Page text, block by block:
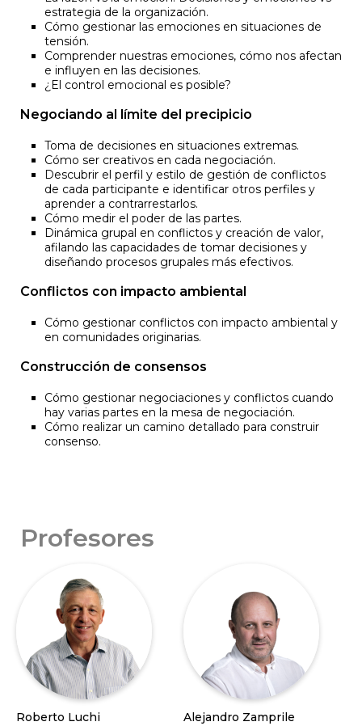
estrategia de la organización.
Cómo gestionar las emociones en situaciones de
tensión.
Comprender nuestras emociones, cómo nos afectan
e influyen en las decisiones.
¿El control emocional es posible?
Negociando al límite del precipicio
Toma de decisiones en situaciones extremas.
Cómo ser creativos en cada negociación.
Descubrir el perfil y estilo de gestión de conflictos
de cada participante e identificar otros perfiles y
aprender a contrarrestarlos.
Cómo medir el poder de las partes.
Dinámica grupal en conflictos y creación de valor,
afilando las capacidades de tomar decisiones y
diseñando procesos grupales más efectivos.
Conflictos con impacto ambiental
Cómo gestionar conflictos con impacto ambiental y
en comunidades originarias.
Construcción de consensos
Cómo gestionar negociaciones y conflictos cuando
hay varias partes en la mesa de negociación.
Cómo realizar un camino detallado para construir
consenso.
Profesores
Roberto Luchi Alejandro Zamprile